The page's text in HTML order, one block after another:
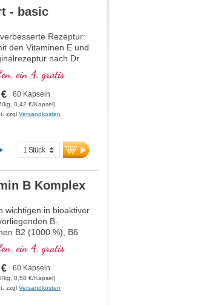
- basic
Rezeptur:
den Vitaminen E und
nach Dr.
basierend auf
B-Vitamine 2, 6,
Folsäure in bioaktiver
ein 4. gratis
60 Kapseln
kg, 0,42 €/Kapsel)
zzglVersandkosten
B Komplex
wichtigen in bioaktiver
B-
B2 (1000 %), B6
B12 (5000 %) und
(400 %) sowie allen
B-Vitaminen. Mit
und
ein 4. gratis
60 Kapseln
kg, 0,58 €/Kapsel)
zzglVersandkosten